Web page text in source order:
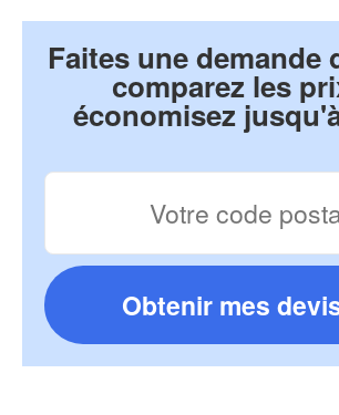
Faites une demande
comparez les
économisez
Obtenir mes